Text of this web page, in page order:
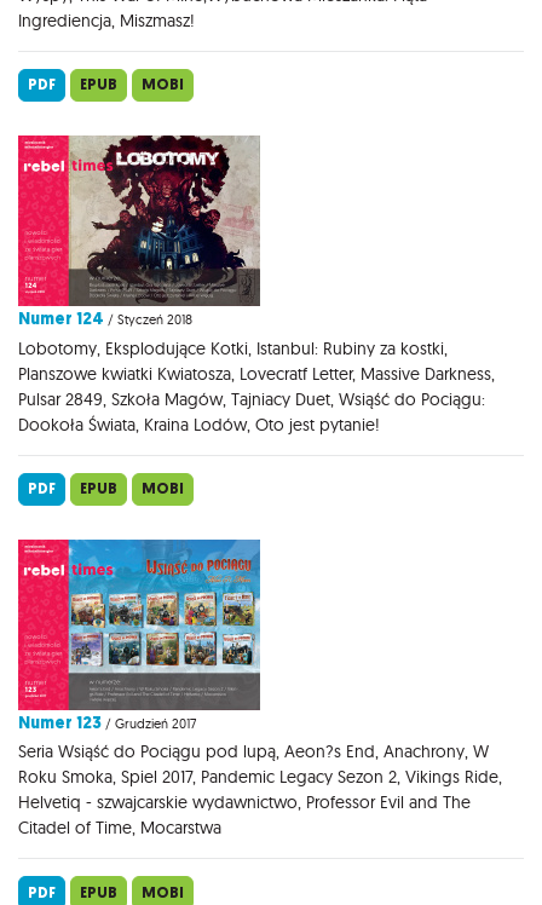
Ingrediencja, Miszmasz!
PDF EPUB MOBI
Numer 124 / Styczeń 2018
Lobotomy, Eksplodujące Kotki, Istanbul: Rubiny za kostki,
Planszowe kwiatki Kwiatosza, Lovecratf Letter, Massive Darkness,
Pulsar 2849, Szkoła Magów, Tajniacy Duet, Wsiąść do Pociągu:
Dookoła Świata, Kraina Lodów, Oto jest pytanie!
PDF EPUB MOBI
Numer 123 / Grudzień 2017
Seria Wsiąść do Pociągu pod lupą, Aeon?s End, Anachrony, W
Roku Smoka, Spiel 2017, Pandemic Legacy Sezon 2, Vikings Ride,
Helvetiq - szwajcarskie wydawnictwo, Professor Evil and The
Citadel of Time, Mocarstwa
PDF EPUB MOBI